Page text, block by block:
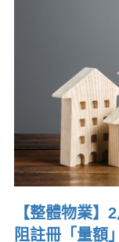
【整體物業】
阻註冊「量額